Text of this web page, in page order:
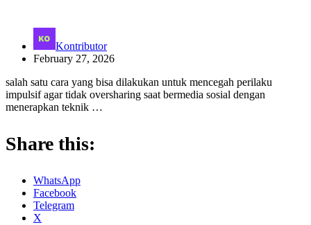
Kontributor
February 27, 2026
salah satu cara yang bisa dilakukan untuk mencegah perilaku
impulsif agar tidak oversharing saat bermedia sosial dengan
menerapkan teknik …
Share this:
WhatsApp
Facebook
Telegram
X